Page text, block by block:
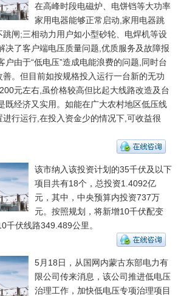
在高峰时段电磁炉、电饼铛等大功率
家用电器能够正常启动,家用电器跳
跳闸;三相动力用户如小型砂轮、电焊机等设
决了客户端电压质量问题,优质服务及故障报
户由于“低电压”造成电能浪费的问题,同时台
。但目前如按规格投入运行一台新的无功
元左右,虽价格较高但比起大线路改造及台
既经济又实用。如能在广大农村地区低压线
行运行,在投入资金少的情况下,可收益很
该市纳入该投资计划的35千伏及以下
项目共有18个，总投资1.4092亿
元，其中，中央预算内投资737万
元。按照规划，将新增10千伏配变
千伏线路349.489公里。
5月18日，从国网内蒙古东部电力有
限公司传来消息，该公司推进低电压
治理工作，加快低电压专项治理项目